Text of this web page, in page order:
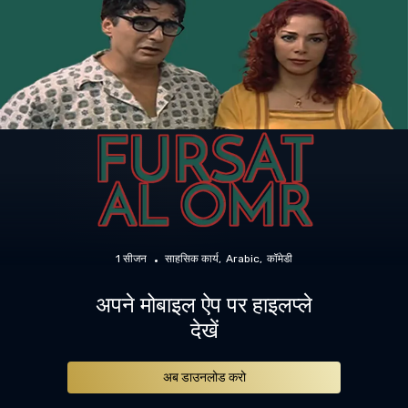
1 सीजन साहसिक कार्य Arabic कॉमेडी
अपने मोबाइल ऐप पर हाइलप्ले
देखें
अब डाउनलोड करो